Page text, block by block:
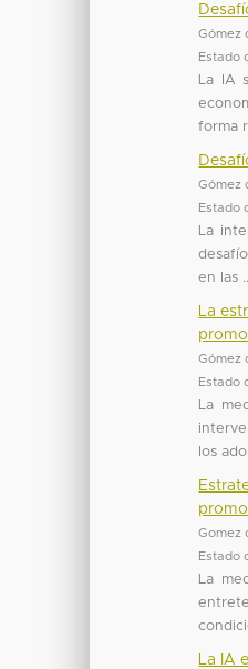
Gómez
Estado
La IA
forma
Gómez
Estado
La
en las
La
Gómez
Estado
La
los
Gomez
Estado
La
La IA